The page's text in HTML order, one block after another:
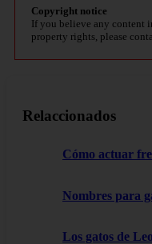
Copyright notice
If you believe any content
property rights, please
Relaccionados
Cómo actuar
Nombres para
Los gatos de